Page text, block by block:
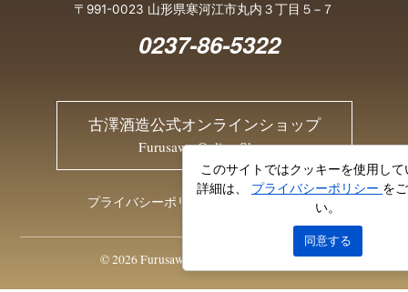
〒991-0023 山形県寒河江市丸内３丁目５−７
0237-86-5322
古澤酒造公式オンラインショップ
Furusawa Online Shop
プライバシーポリシー お問い合わせ
© 2026 Furusawa Sake Brewery Co., Ltd.
このサイトではクッキーを使用し
詳細は、 プライバシーポリシー を
い。
同意する